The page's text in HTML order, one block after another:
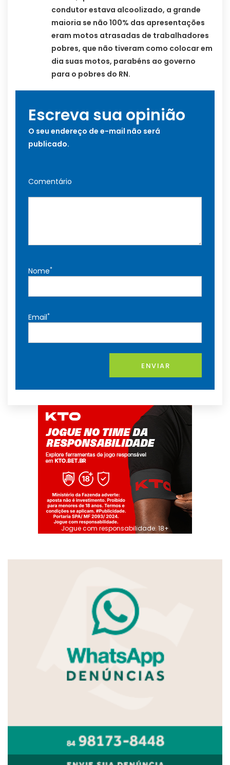
condutor estava alcoolizado, a grande
maioria se não 100% das apresentações
eram motos atrasadas de trabalhadores
pobres, que não tiveram como colocar em
dia suas motos, parabéns ao governo
para o pobres do RN.
Escreva sua opinião
O seu endereço de e-mail não será
publicado.
Comentário
Nome*
Email*
ENVIAR
Jogue com responsabilidade. 18+